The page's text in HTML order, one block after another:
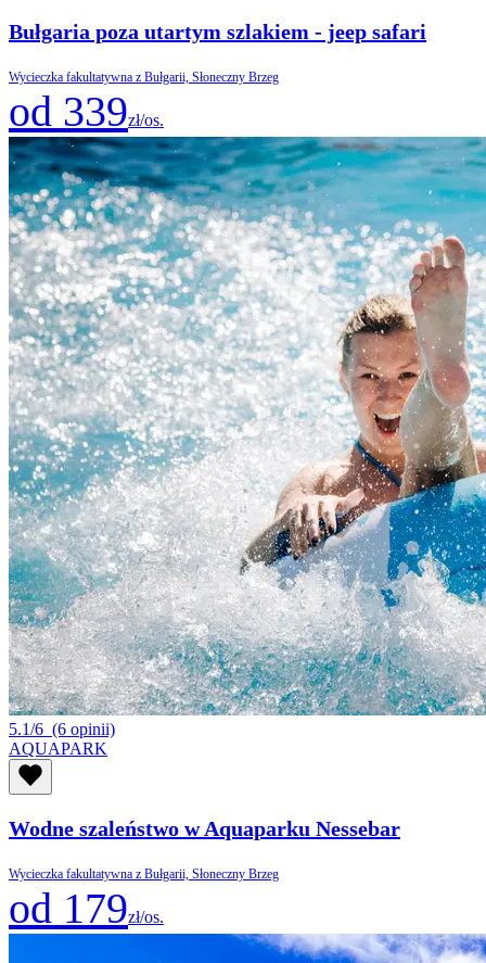
Bułgaria poza utartym szlakiem - jeep safari
Wycieczka fakultatywna z Bułgarii, Słoneczny Brzeg
od 339zł/os.
5.1/6 (6 opinii)
AQUAPARK
Wodne szaleństwo w Aquaparku Nessebar
Wycieczka fakultatywna z Bułgarii, Słoneczny Brzeg
od 179zł/os.